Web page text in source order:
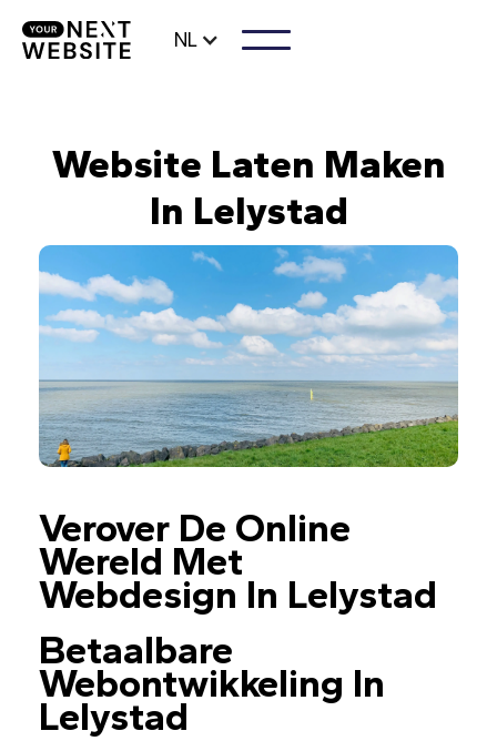
NL
Website Laten Maken
In Lelystad
Verover De Online
Wereld Met
Webdesign In Lelystad
Betaalbare
Webontwikkeling In
Lelystad